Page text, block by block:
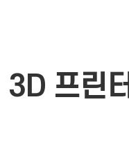
3D 프린터